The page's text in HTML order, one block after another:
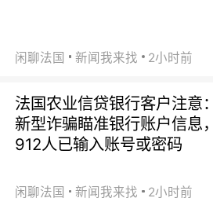
闲聊法国 新闻我来找 2小时前
法国农业信贷银行客户注意：
新型诈骗瞄准银行账户信息，
912人已输入账号或密码
闲聊法国 新闻我来找 2小时前